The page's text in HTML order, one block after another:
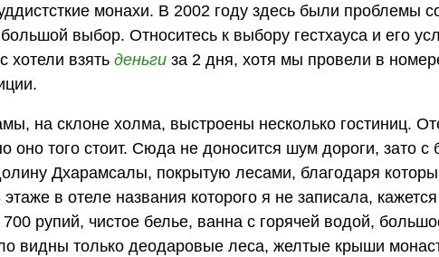
монахи. В 2002 году здесь были проблемы
выбор. Относитесь к выбору гестхауса и его
хотели взятьденьги за 2 дня, хотя мы провели в
на склоне холма, выстроены несколько гостиниц.
того стоит. Сюда не доносится шум дороги, зато с
Дхарамсалы, покрытую лесами, благодаря
в отеле названия которого я не записала,
рупий, чистое белье, ванна с горячей водой,
видны только деодаровые леса, желтые крыши